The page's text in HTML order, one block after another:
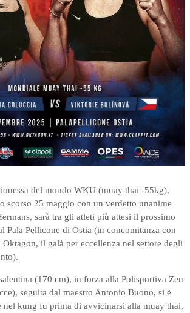
del mondo WKU (muay thai -55kg),
scorso 25 maggio con un verdetto unanime
sarà tra gli atleti più attesi il prossimo
Pala Pellicone di Ostia (in concomitanza con
il galà per eccellenza nel settore degli
(170 cm), in forza alla Polisportiva Zen
seguita dal maestro Antonio Buono, si è
nel kung fu prima di avvicinarsi alla muay thai,